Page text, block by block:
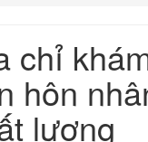
chỉ
hôn
lượng